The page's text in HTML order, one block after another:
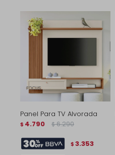
Panel Para TV Alvorada
$ 4.790 $ 6.290
$ 3.353